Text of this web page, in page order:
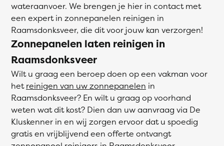
wateraanvoer. We brengen je hier in contact met
een expert in zonnepanelen reinigen in
Raamsdonksveer, die dit voor jouw kan verzorgen!
Zonnepanelen laten reinigen in
Raamsdonksveer
Wilt u graag een beroep doen op een vakman voor
hetreinigen van uw zonnepanelen in
Raamsdonksveer? En wilt u graag op voorhand
weten wat dit kost? Dien dan uw aanvraag via De
Kluskenner in en wij zorgen ervoor dat u spoedig
gratis en vrijblijvend een offerte ontvangt